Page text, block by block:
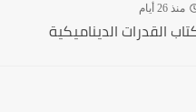
منذ 26 أيام
القدرات الديناميكية